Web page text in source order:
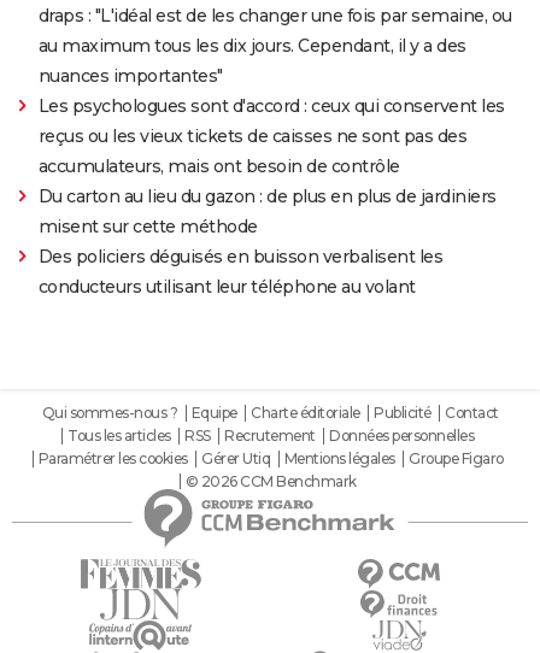
draps : "L'idéal est de les changer une fois par semaine, ou
au maximum tous les dix jours. Cependant, il y a des
nuances importantes"
Les psychologues sont d'accord : ceux qui conservent les
reçus ou les vieux tickets de caisses ne sont pas des
accumulateurs, mais ont besoin de contrôle
Du carton au lieu du gazon : de plus en plus de jardiniers
misent sur cette méthode
Des policiers déguisés en buisson verbalisent les
conducteurs utilisant leur téléphone au volant
Qui sommes-nous ? Equipe Charte éditoriale Publicité
Contact
Tous les articles
RSS Recrutement
Données personnelles
Paramétrer les cookies
Gérer Utiq Mentions légales
Groupe Figaro
© 2026 CCM Benchmark